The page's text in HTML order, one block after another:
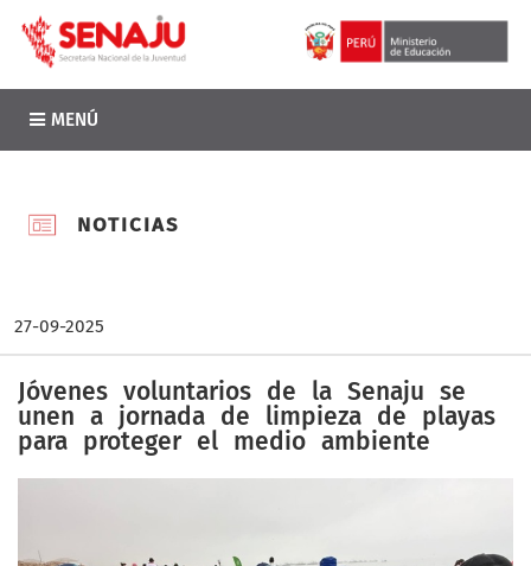
MENÚ
NOTICIAS
27-09-2025
Jóvenes voluntarios de la Senaju se
unen a jornada de limpieza de playas
para proteger el medio ambiente